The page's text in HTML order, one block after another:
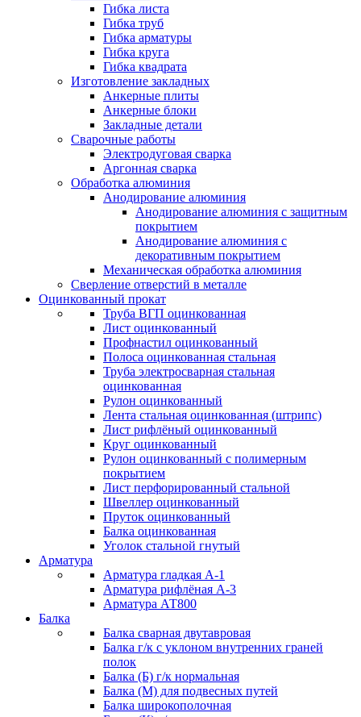
Гибка листа
Гибка труб
Гибка арматуры
Гибка круга
Гибка квадрата
Изготовление закладных
Анкерные плиты
Анкерные блоки
Закладные детали
Сварочные работы
Электродуговая сварка
Аргонная сварка
Обработка алюминия
Анодирование алюминия
Анодирование алюминия с защитным
покрытием
Анодирование алюминия с
декоративным покрытием
Механическая обработка алюминия
Сверление отверстий в металле
Оцинкованный прокат
Труба ВГП оцинкованная
Лист оцинкованный
Профнастил оцинкованный
Полоса оцинкованная стальная
Труба электросварная стальная
оцинкованная
Рулон оцинкованный
Лента стальная оцинкованная (штрипс)
Лист рифлёный оцинкованный
Круг оцинкованный
Рулон оцинкованный с полимерным
покрытием
Лист перфорированный стальной
Швеллер оцинкованный
Пруток оцинкованный
Балка оцинкованная
Уголок стальной гнутый
Арматура
Арматура гладкая А-1
Арматура рифлёная А-3
Арматура АТ800
Балка
Балка сварная двутавровая
Балка г/к с уклоном внутренних граней
полок
Балка (Б) г/к нормальная
Балка (М) для подвесных путей
Балка широкополочная